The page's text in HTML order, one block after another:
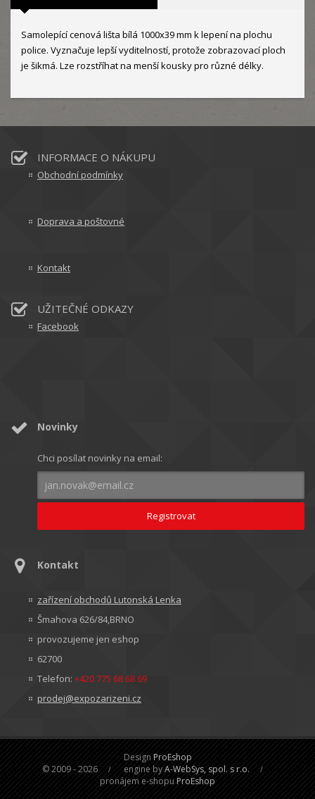
Samolepící cenová lišta bílá 1000x39 mm k lepení na plochu
police. Vyznačuje lepší vyditelností, protože zobrazovací ploch
je šikmá. Lze rozstříhat na menší kousky pro různé délky.
INFORMACE O NÁKUPU
Obchodní podmínky
Doprava a poštovné
Kontakt
UŽITEČNÉ ODKAZY
Facebook
Novinky
Chci posílat novinky na email:
Kontakt
zařízení obchodů Lutonská Lenka
Šmahova 626/84,BRNO
provozujeme jen eshop
62700
Telefon: +420 775 68 68 69
prodej@expozarizeni.cz
DesignProEshop
© 2009 - 2026
engine byA-WebSys, spol. s r.o.
pronájem e-shopuProEshop